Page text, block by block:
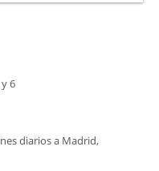
6
diarios a Madrid,